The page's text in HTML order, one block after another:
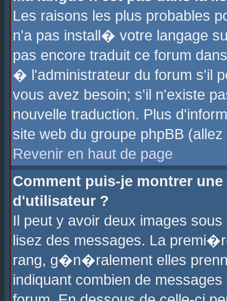
Les raisons les plus probables
n'a pas install� votre langage
pas encore traduit ce forum
� l'administrateur du forum s'il
vous avez besoin; s'il n'existe
nouvelle traduction. Plus
site web du groupe phpBB
Revenir en haut de page
Comment puis-je montrer
d'utilisateur ?
Il peut y avoir deux images
lisez des messages. La
rang, g�n�ralement elles
indiquant combien de